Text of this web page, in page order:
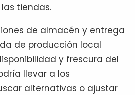
tiendas.
de almacén y entrega
de producción local
y frescura del
llevar a los
alternativas o ajustar